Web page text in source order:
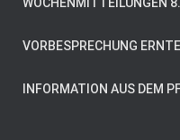
VORBESPRECHUNG
INFORMATION AUS DEM